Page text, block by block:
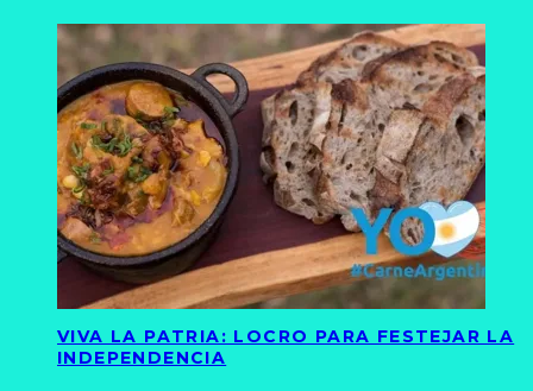
VIVA LA PATRIA: LOCRO PARA FESTEJAR LA
INDEPENDENCIA